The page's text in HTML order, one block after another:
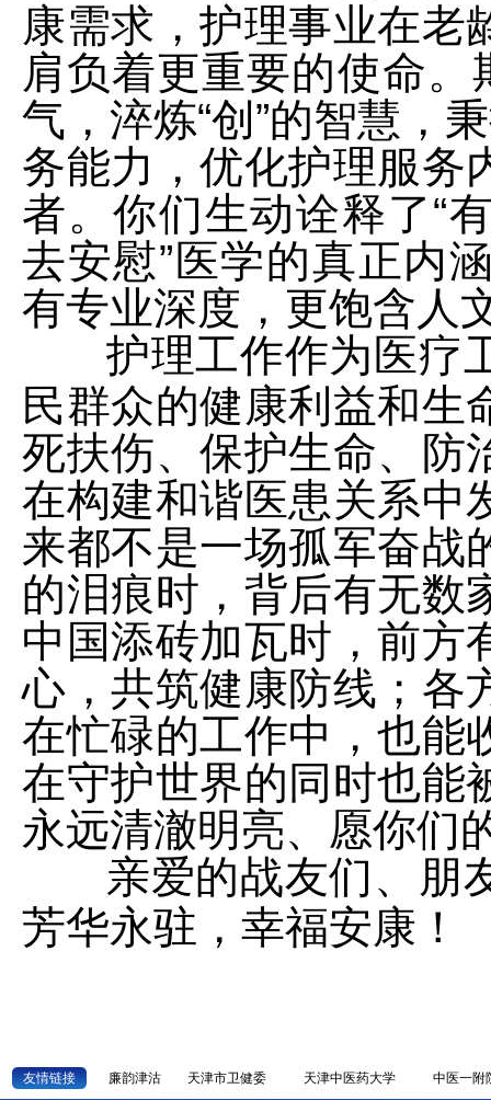
康需求，护理事业在老
肩负着更重要的使命。
气，淬炼“创”的智慧，
务能力，优化护理服务
者。你们生动诠释了“
去安慰”医学的真正内
有专业深度，更饱含人
护理工作作为医疗
民群众的健康利益和生
死扶伤、保护生命、防
在构建和谐医患关系中
来都不是一场孤军奋战
的泪痕时，背后有无数
中国添砖加瓦时，前方
心，共筑健康防线；各
在忙碌的工作中，也能
在守护世界的同时也能
永远清澈明亮、愿你们
亲爱的战友们、朋
芳华永驻，幸福安康！
友情链接 廉韵津沽 天津市卫健委 天津中医药大学 中医一附